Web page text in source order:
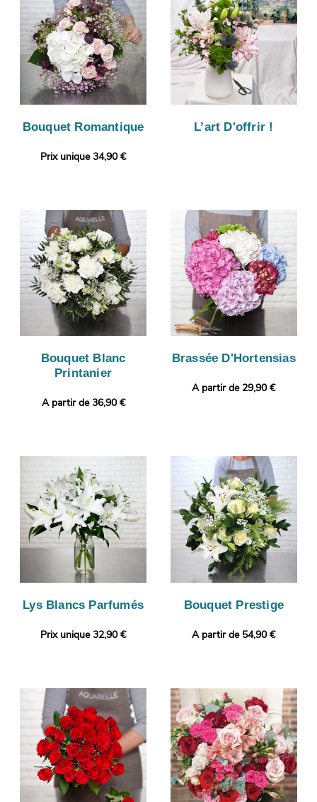
Bouquet Romantique
Prix unique 34,90 €
L’art D'offrir !
Bouquet Blanc
Printanier
A partir de 36,90 €
Brassée D'Hortensias
A partir de 29,90 €
Lys Blancs Parfumés
Prix unique 32,90 €
Bouquet Prestige
A partir de 54,90 €